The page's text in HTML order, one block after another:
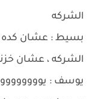
الشركه
بسيط : عشان
الشركه ، عشان
يوسف :